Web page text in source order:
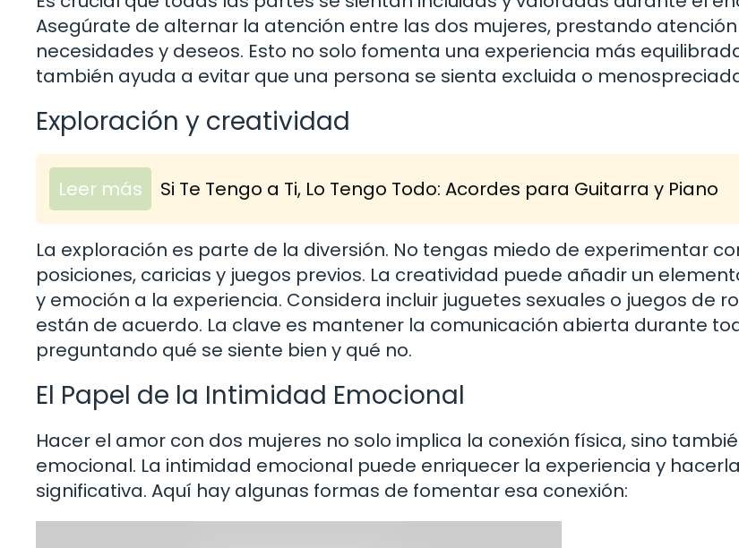
Asegúrate de alternar la atención entre las dos mujeres, prestando atención
necesidades y deseos. Esto no solo fomenta una experiencia más
también ayuda a evitar que una persona se sienta excluida o
Exploración y creatividad
Leer más Si Te Tengo a Ti, Lo Tengo Todo: Acordes para Guitarra y Piano
La exploración es parte de la diversión. No tengas miedo de experimentar
posiciones, caricias y juegos previos. La creatividad puede añadir un
y emoción a la experiencia. Considera incluir juguetes sexuales o juegos de
están de acuerdo. La clave es mantener la comunicación abierta durante
preguntando qué se siente bien y qué no.
El Papel de la Intimidad Emocional
Hacer el amor con dos mujeres no solo implica la conexión física, sino
emocional. La intimidad emocional puede enriquecer la experiencia y
significativa. Aquí hay algunas formas de fomentar esa conexión: